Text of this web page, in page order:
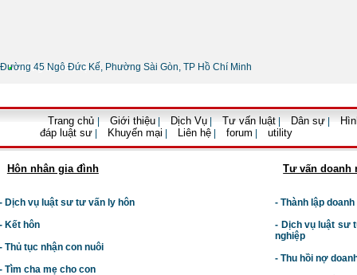
• Thông tin liên hệ
Đường 45 Ngô Đức Kế, Phường Sài Gòn, TP Hồ Chí Minh
Trang chủ Giới thiệu Dịch Vụ Tư vấn luật Dân sự
đáp luật sư
Khuyến mại Liên hệ forum utility
Hôn nhân gia đình
Dịch vụ luật sư tư vấn ly hôn
Kết hôn
Thủ tục nhận con nuôi
Tìm cha mẹ cho con
Tư vấn doanh
- Thành lập
- Dịch vụ luật sư t
nghiệp
- Thu hồi nợ